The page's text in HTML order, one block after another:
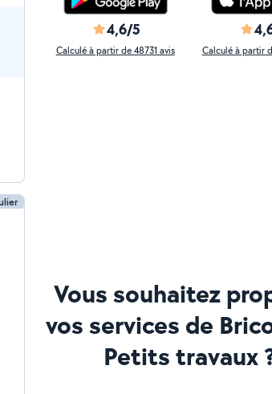
4,6/5
Calculé à partir de 48731 avis Calculé à partir
Vous souhaitez
vos services de
Petits travaux